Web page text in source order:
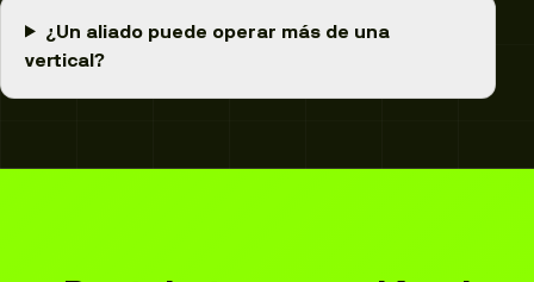
¿Un aliado puede operar más de una
vertical?